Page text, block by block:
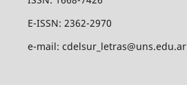
E-ISSN: 2362-2970
e-mail: cdelsur_letras@uns.edu.ar